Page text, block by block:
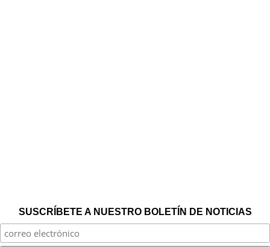
SUSCRÍBETE A NUESTRO BOLETÍN DE NOTICIAS